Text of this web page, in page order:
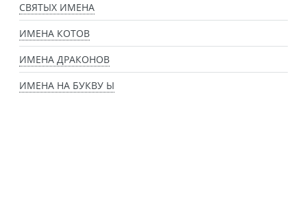
СВЯТЫХ ИМЕНА
ИМЕНА КОТОВ
ИМЕНА ДРАКОНОВ
ИМЕНА НА БУКВУ Ы